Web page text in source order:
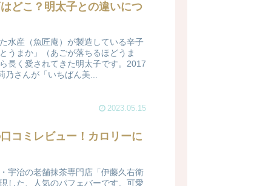
どこ？明太子との違いにつ
水産（魚匠庵）が製造している辛子
うまか」（あごが落ちるほどうま
長く愛されてきた明太子です。2017
乃さんが「いちばん美...
2023.05.15
コミレビュー！カロリーに
宇治の老舗抹茶専門店「伊藤久右衛
した、人気のパフェバーです。可愛